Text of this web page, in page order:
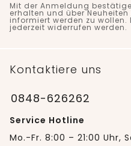
Mit der Anmeldung
erhalten und über
informiert werden zu wollen.
jederzeit widerrufen werden.
Kontaktiere uns
0848-626262
Service Hotline
Mo.-Fr. 8:00 – 21:00 Uhr,